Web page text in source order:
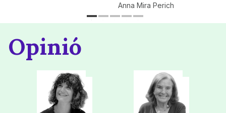
Anna Mira Perich
Opinió